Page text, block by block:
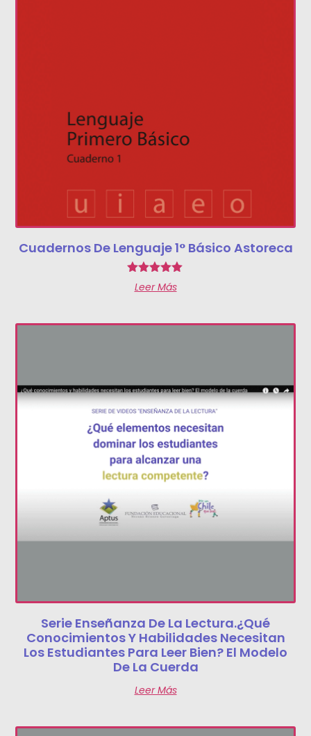
Cuadernos De Lenguaje 1° Básico Astoreca
Valorado
con
Leer Más
Serie Enseñanza De La Lectura.¿Qué
Conocimientos Y Habilidades Necesitan
Los Estudiantes Para Leer Bien? El Modelo
De La Cuerda
Leer Más